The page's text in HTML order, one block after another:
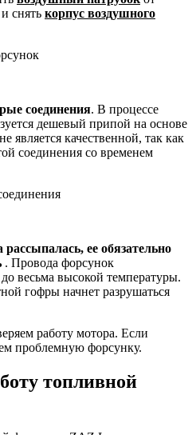
снять корпус воздушного
соединения. В процессе
дешевый припой на основе
является качественной, так как
соединения со временем
ее обязательно
. Провода форсунок
весьма высокой температуры.
гофры начнет разрушаться
работу мотора. Если
проблемную форсунку.
топливной